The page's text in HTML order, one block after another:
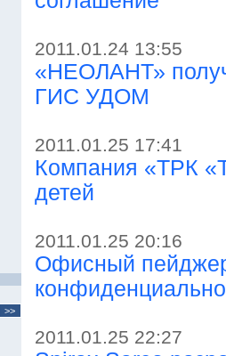
2011.01.24 13:55
«НЕОЛАНТ»
ГИС УДОМ
2011.01.25 17:41
Компания «ТРК
детей
2011.01.25 20:16
Офисный
2011.01.25 22:27